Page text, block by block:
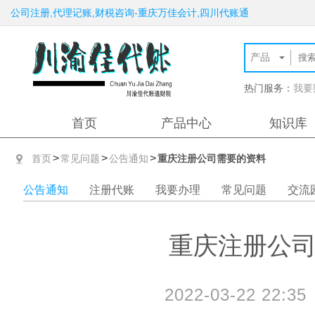
公司注册,代理记账,财税咨询-重庆万佳会计,四川代账通
热门服务： 我要
首页 产品中心 知识库
首页>常见问题>公告通知>重庆注册公司需要的资料
公告通知 注册代账 我要办理 常见问题 交流
重庆注册公
2022-03-22 22:35